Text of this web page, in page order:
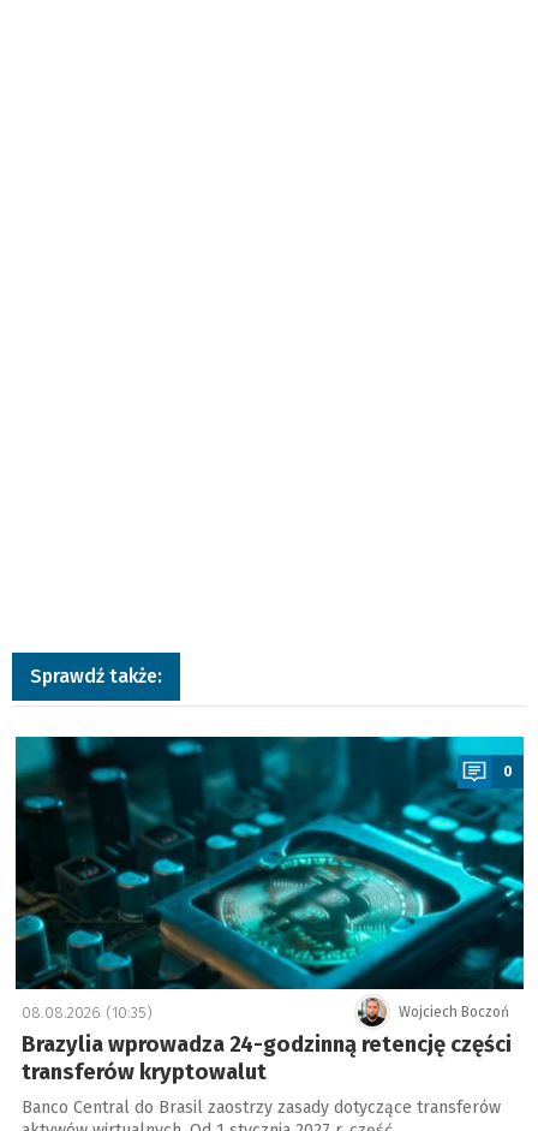
Sprawdź także:
a
0
Wojciech Boczoń
08.08.2026 (10:35)
Brazylia wprowadza 24-godzinną retencję części
transferów kryptowalut
Banco Central do Brasil zaostrzy zasady dotyczące transferów